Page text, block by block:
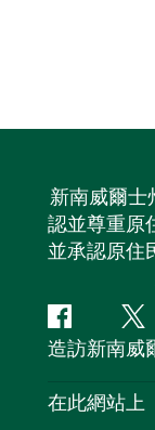
新南威爾士
認並尊重原
並承認原住
Facebook嘰
嘰
喳
造訪新南威
聯絡我們
在此網站上